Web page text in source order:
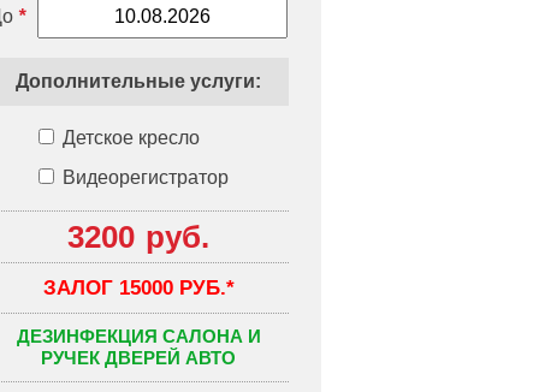
*
Дополнительные услуги:
Детское кресло
Видеорегистратор
3200 руб.
ЗАЛОГ 15000 РУБ.*
ДЕЗИНФЕКЦИЯ САЛОНА И
РУЧЕК ДВЕРЕЙ АВТО